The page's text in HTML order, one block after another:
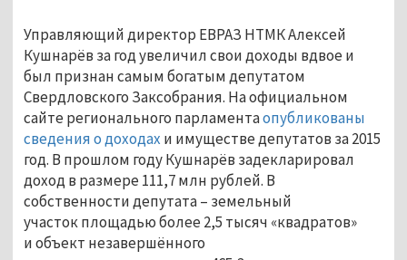
Управляющий директор ЕВРАЗ НТМК Алексей
Кушнарёв за год увеличил свои доходы вдвое и
был признан самым богатым депутатом
Свердловского Заксобрания. На официальном
сайте регионального парламентаопубликованы
сведения о доходах и имуществе депутатов за 2015
год. В прошлом году Кушнарёв задекларировал
доход в размере 111,7 млн рублей. В
собственности депутата – земельный
участок площадью более 2,5 тысяч «квадратов»
и объект незавершённого